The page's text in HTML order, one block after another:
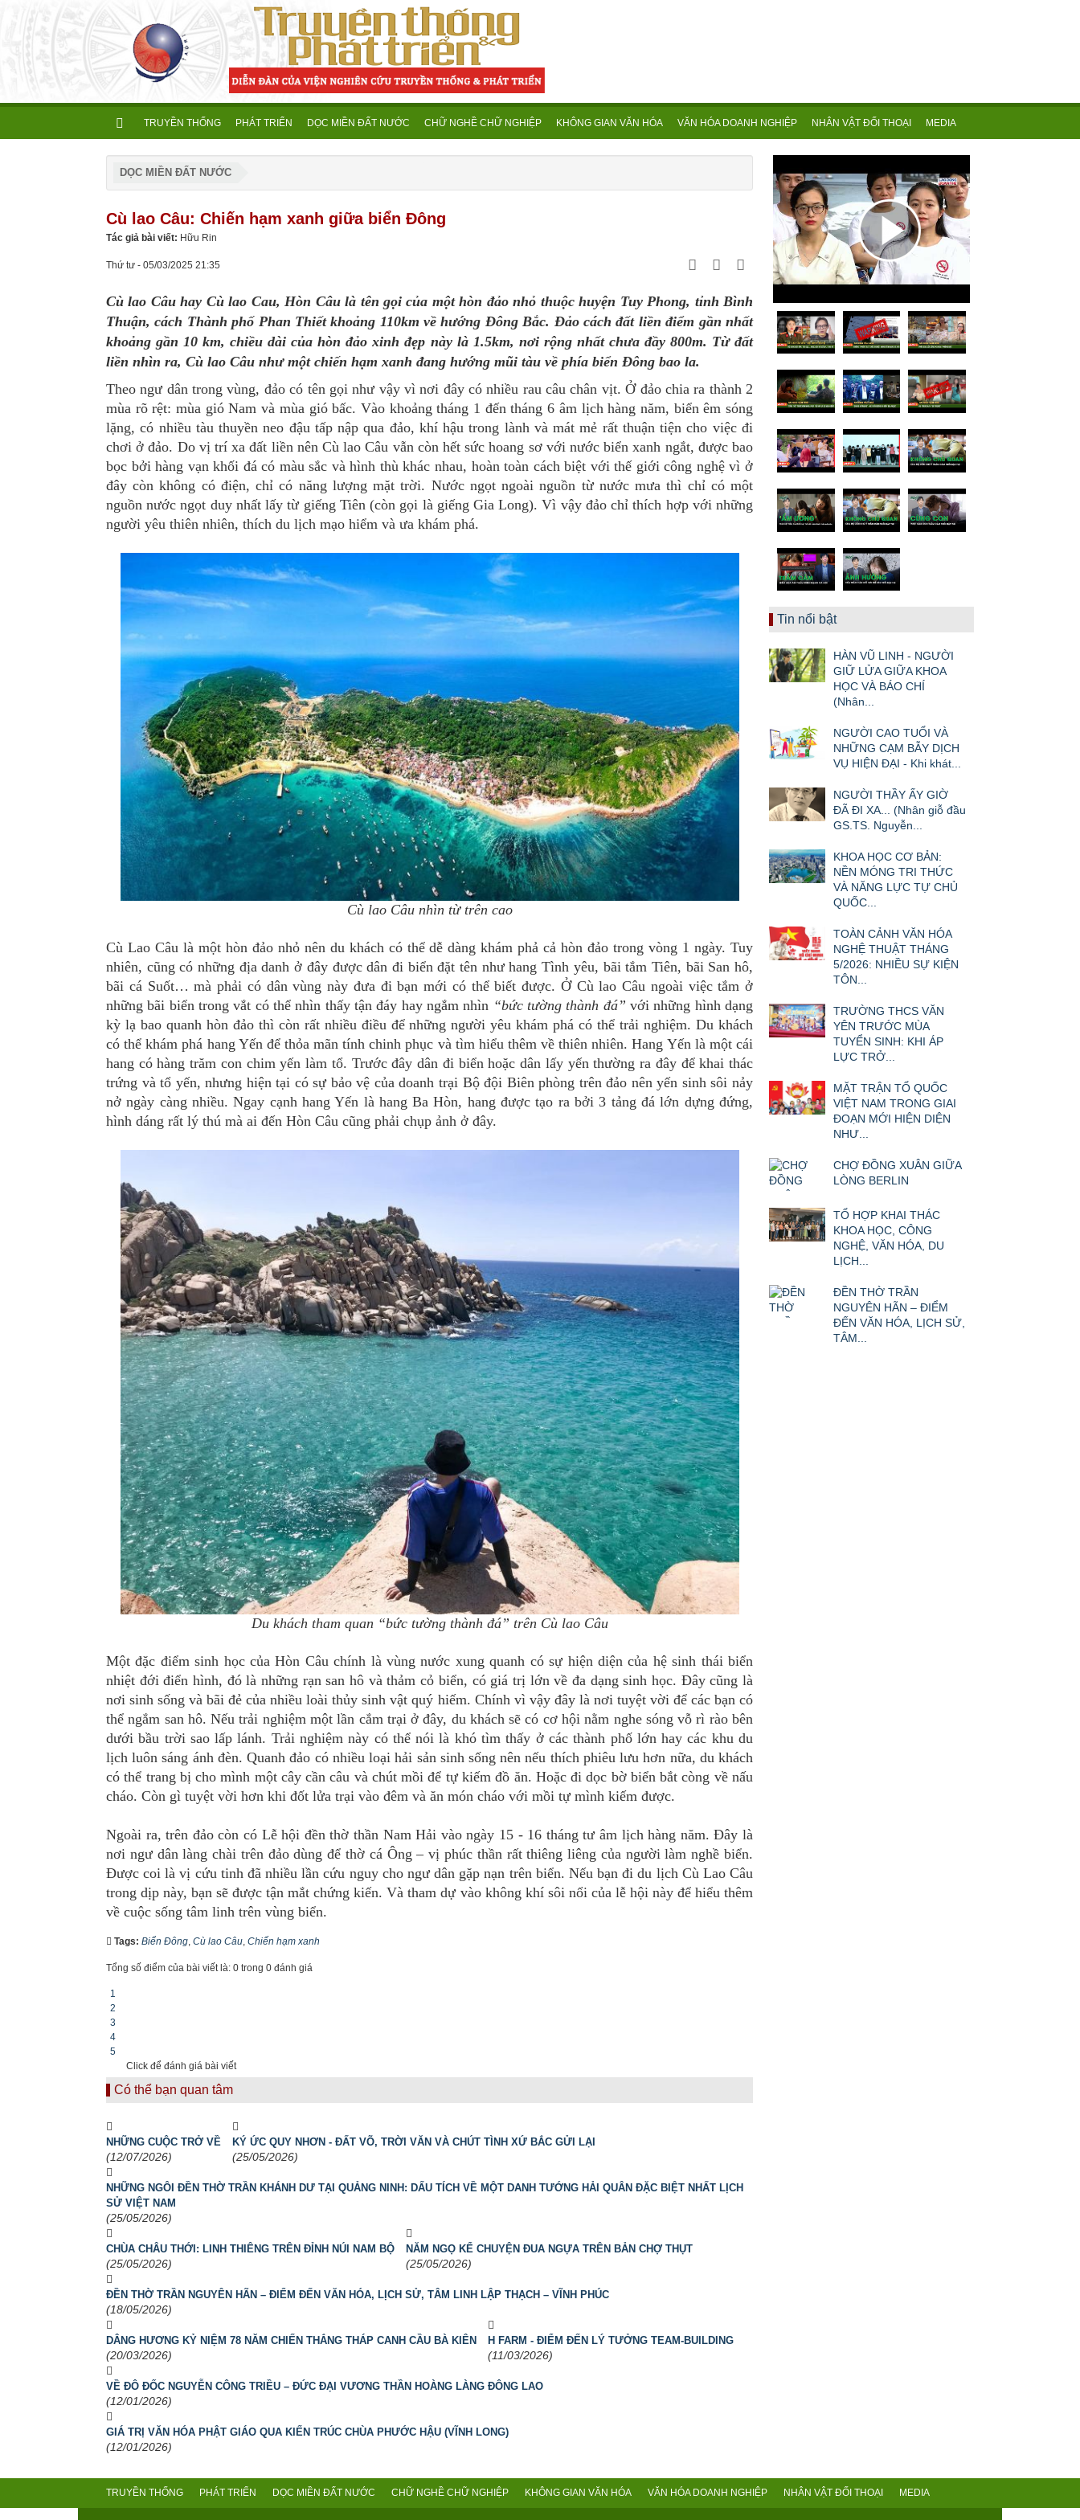
TRUYỀN THỐNG PHÁT TRIỂN DỌC MIỀN ĐẤT NƯỚC CHỮ NGHỀ CHỮ NGHIỆP KHÔNG GIAN VĂN HÓA VĂN HÓA DOANH NGHIỆP NHÂN VẬT ĐỐI THOẠI MEDIA
DỌC MIỀN ĐẤT NƯỚC
Cù lao Câu: Chiến hạm xanh giữa biển Đông
Tác giả bài viết: Hữu Rin
Thứ tư - 05/03/2025 21:35
Cù lao Câu hay Cù lao Cau, Hòn Câu là tên gọi của một hòn đảo nhỏ thuộc huyện Tuy Phong, tỉnh Bình
Thuận, cách Thành phố Phan Thiết khoảng 110km về hướng Đông Bắc. Đảo cách đất liền điểm gần nhất
khoảng gần 10 km, chiều dài của hòn đảo xinh đẹp này là 1.5km, nơi rộng nhất chưa đầy 800m. Từ đất
liền nhìn ra, Cù lao Câu như một chiến hạm xanh đang hướng mũi tàu về phía biển Đông bao la.
Theo ngư dân trong vùng, đảo có tên gọi như vậy vì nơi đây có nhiều rau câu chân vịt. Ở đảo chia ra thành 2
mùa rõ rệt: mùa gió Nam và mùa gió bấc. Vào khoảng tháng 1 đến tháng 6 âm lịch hàng năm, biển êm sóng
lặng, có nhiều tàu thuyền neo đậu tấp nập qua đảo, khí hậu trong lành và mát mẻ rất thuận tiện cho việc đi
chơi ở đảo. Do vị trí xa đất liền nên Cù lao Câu vẫn còn hết sức hoang sơ với nước biển xanh ngắt, được bao
bọc bởi hàng vạn khối đá có màu sắc và hình thù khác nhau, hoàn toàn cách biệt với thế giới công nghệ vì ở
đây còn không có điện, chỉ có năng lượng mặt trời. Nước ngọt ngoài nguồn từ nước mưa thì chỉ có một
nguồn nước ngọt duy nhất lấy từ giếng Tiên (còn gọi là giếng Gia Long). Vì vậy đảo chỉ thích hợp với những
người yêu thiên nhiên, thích du lịch mạo hiểm và ưa khám phá.
Cù lao Câu nhìn từ trên cao
Cù Lao Câu là một hòn đảo nhỏ nên du khách có thể dễ dàng khám phả cả hòn đảo trong vòng 1 ngày. Tuy
nhiên, cũng có những địa danh ở đây được dân đi biển đặt tên như hang Tình yêu, bãi tắm Tiên, bãi San hô,
bãi cá Suốt… mà phải có dân vùng này đưa đi bạn mới có thể biết được. Ở Cù lao Câu ngoài việc tắm ở
những bãi biển trong vắt có thể nhìn thấy tận đáy hay ngắm nhìn “bức tường thành đá” với những hình dạng
kỳ lạ bao quanh hòn đảo thì còn rất nhiều điều để những người yêu khám phá có thể trải nghiệm. Du khách
có thể khám phá hang Yến để thỏa mãn tính chinh phục và tìm hiểu thêm về thiên nhiên. Hang Yến là một cái
hang có hàng trăm con chim yến làm tổ. Trước đây dân đi biển hoặc dân lấy yến thường ra đây để khai thác
trứng và tổ yến, nhưng hiện tại có sự bảo vệ của doanh trại Bộ đội Biên phòng trên đảo nên yến sinh sôi nảy
nở ngày càng nhiều. Ngay cạnh hang Yến là hang Ba Hòn, hang được tạo ra bởi 3 tảng đá lớn dựng đứng,
hình dáng rất lý thú mà ai đến Hòn Câu cũng phải chụp ảnh ở đây.
Du khách tham quan “bức tường thành đá” trên Cù lao Câu
Một đặc điểm sinh học của Hòn Câu chính là vùng nước xung quanh có sự hiện diện của hệ sinh thái biển
nhiệt đới điển hình, đó là những rạn san hô và thảm cỏ biển, có giá trị lớn về đa dạng sinh học. Đây cũng là
nơi sinh sống và bãi đẻ của nhiều loài thủy sinh vật quý hiếm. Chính vì vậy đây là nơi tuyệt vời để các bạn có
thể ngắm san hô. Nếu trải nghiệm một lần cắm trại ở đây, du khách sẽ có cơ hội nằm nghe sóng vỗ rì rào bên
dưới bầu trời sao lấp lánh. Trải nghiệm này có thể nói là khó tìm thấy ở các thành phố lớn hay các khu du
lịch luôn sáng ánh đèn. Quanh đảo có nhiều loại hải sản sinh sống nên nếu thích phiêu lưu hơn nữa, du khách
có thể trang bị cho mình một cây cần câu và chút mồi để tự kiếm đồ ăn. Hoặc đi dọc bờ biển bắt còng về nấu
cháo. Còn gì tuyệt vời hơn khi đốt lửa trại vào đêm và ăn món cháo với mồi tự mình kiếm được.
Ngoài ra, trên đảo còn có Lễ hội đền thờ thần Nam Hải vào ngày 15 - 16 tháng tư âm lịch hàng năm. Đây là
nơi ngư dân làng chài trên đảo dùng để thờ cá Ông – vị phúc thần rất thiêng liêng của người làm nghề biển.
Được coi là vị cứu tinh đã nhiều lần cứu nguy cho ngư dân gặp nạn trên biển. Nếu bạn đi du lịch Cù Lao Câu
trong dịp này, bạn sẽ được tận mắt chứng kiến. Và tham dự vào không khí sôi nổi của lễ hội này để hiểu thêm
về cuộc sống tâm linh trên vùng biển.
Tags: Biển Đông Cù lao Câu Chiến hạm xanh
Tổng số điểm của bài viết là: 0 trong 0 đánh giá
1
2
3
4
5
Click để đánh giá bài viết
Có thể bạn quan tâm
NHỮNG CUỘC TRỞ VỀ
(12/07/2026)
KÝ ỨC QUY NHƠN - ĐẤT VÕ, TRỜI VĂN VÀ CHÚT TÌNH XỨ BẮC GỬI LẠI
(25/05/2026)
NHỮNG NGÔI ĐỀN THỜ TRẦN KHÁNH DƯ TẠI QUẢNG NINH: DẤU TÍCH VỀ MỘT DANH TƯỚNG HẢI QUÂN ĐẶC BIỆT NHẤT LỊCH
SỬ VIỆT NAM
(25/05/2026)
CHÙA CHÂU THỚI: LINH THIÊNG TRÊN ĐỈNH NÚI NAM BỘ
(25/05/2026)
NĂM NGỌ KỂ CHUYỆN ĐUA NGỰA TRÊN BẢN CHỢ THỤT
(25/05/2026)
ĐỀN THỜ TRẦN NGUYÊN HÃN – ĐIỂM ĐẾN VĂN HÓA, LỊCH SỬ, TÂM LINH LẬP THẠCH – VĨNH PHÚC
(18/05/2026)
DÂNG HƯƠNG KỶ NIỆM 78 NĂM CHIẾN THẮNG THÁP CANH CẦU BÀ KIÊN
(20/03/2026)
H FARM - ĐIỂM ĐẾN LÝ TƯỞNG TEAM-BUILDING
(11/03/2026)
VỀ ĐÔ ĐỐC NGUYỄN CÔNG TRIỀU – ĐỨC ĐẠI VƯƠNG THẦN HOÀNG LÀNG ĐÔNG LAO
(12/01/2026)
GIÁ TRỊ VĂN HÓA PHẬT GIÁO QUA KIẾN TRÚC CHÙA PHƯỚC HẬU (VĨNH LONG)
(12/01/2026)
Tin nổi bật
HÀN VŨ LINH - NGƯỜI
GIỮ LỬA GIỮA KHOA
HỌC VÀ BÁO CHÍ
(Nhân...
NGƯỜI CAO TUỔI VÀ
NHỮNG CẠM BẪY DỊCH
VỤ HIỆN ĐẠI - Khi khát...
NGƯỜI THẦY ẤY GIỜ
ĐÃ ĐI XA... (Nhân giỗ đầu
GS.TS. Nguyễn...
KHOA HỌC CƠ BẢN:
NỀN MÓNG TRI THỨC
VÀ NĂNG LỰC TỰ CHỦ
QUỐC...
TOÀN CẢNH VĂN HÓA
NGHỆ THUẬT THÁNG
5/2026: NHIỀU SỰ KIỆN
TÔN...
TRƯỜNG THCS VĂN
YÊN TRƯỚC MÙA
TUYỂN SINH: KHI ÁP
LỰC TRỞ...
MẶT TRẬN TỔ QUỐC
VIỆT NAM TRONG GIAI
ĐOẠN MỚI HIỆN DIỆN
NHƯ...
CHỢ ĐỒNG XUÂN GIỮA
LÒNG BERLIN
TỔ HỢP KHAI THÁC
KHOA HỌC, CÔNG
NGHỆ, VĂN HÓA, DU
LỊCH...
ĐỀN THỜ TRẦN
NGUYÊN HÃN – ĐIỂM
ĐẾN VĂN HÓA, LỊCH SỬ,
TÂM...
TRUYỀN THỐNG PHÁT TRIỂN DỌC MIỀN ĐẤT NƯỚC CHỮ NGHỀ CHỮ NGHIỆP KHÔNG GIAN VĂN HÓA VĂN HÓA DOANH NGHIỆP NHÂN VẬT ĐỐI THOẠI MEDIA